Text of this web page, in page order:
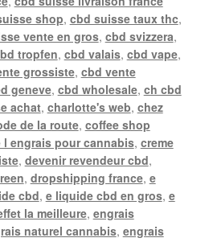
shop, cbd suisse taux thc,
vente en gros, cbd svizzera,
tropfen, cbd valais, cbd vape,
grossiste, cbd vente
geneve, cbd wholesale, ch cbd
achat, charlotte's web, chez
de la route, coffee shop
l engrais pour cannabis, creme
, devenir revendeur cbd,
, dropshipping france, e
cbd, e liquide cbd en gros, e
la meilleure, engrais
naturel cannabis, engrais